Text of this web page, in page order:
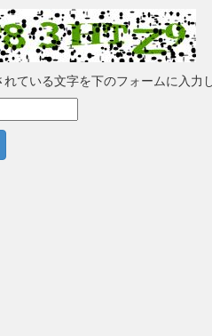
ている文字を下のフォームに入力